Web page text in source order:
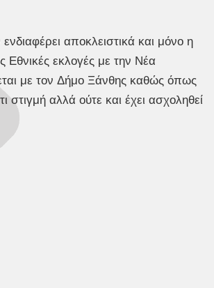
αποκλειστικά και μόνο η
Εθνικές εκλογές με την Νέα
με τον Δήμο Ξάνθης καθώς όπως
στιγμή αλλά ούτε και έχει ασχοληθεί